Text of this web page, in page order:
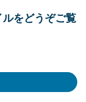
をどうぞご覧